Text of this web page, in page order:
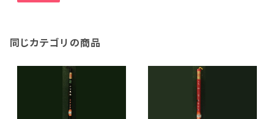
同じカテゴリの商品